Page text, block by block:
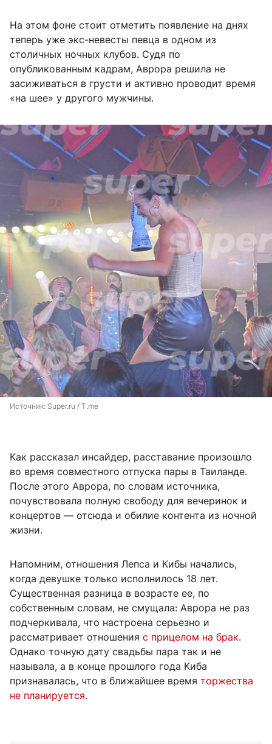
На этом фоне стоит отметить появление на днях
теперь уже экс-невесты певца в одном из
столичных ночных клубов. Судя по
опубликованным кадрам, Аврора решила не
засиживаться в грусти и активно проводит время
«на шее» у другого мужчины.
Источник: Super.ru / T.me
Как рассказал инсайдер, расставание произошло
во время совместного отпуска пары в Таиланде.
После этого Аврора, по словам источника,
почувствовала полную свободу для вечеринок и
концертов — отсюда и обилие контента из ночной
жизни.
Напомним, отношения Лепса и Кибы начались,
когда девушке только исполнилось 18 лет.
Существенная разница в возрасте ее, по
собственным словам, не смущала: Аврора не раз
подчеркивала, что настроена серьезно и
рассматривает отношения с прицелом на брак.
Однако точную дату свадьбы пара так и не
называла, а в конце прошлого года Киба
признавалась, что в ближайшее время торжества
не планируется.